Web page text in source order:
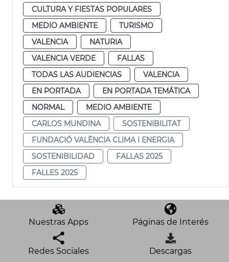
CULTURA Y FIESTAS POPULARES
MEDIO AMBIENTE
TURISMO
VALENCIA
NATURIA
VALENCIA VERDE
FALLAS
TODAS LAS AUDIENCIAS
VALENCIA
EN PORTADA
EN PORTADA TEMÁTICA
NORMAL
MEDIO AMBIENTE
CARLOS MUNDINA
SOSTENIBILITAT
FUNDACIÓ VALÈNCIA CLIMA I ENERGIA
SOSTENIBILIDAD
FALLAS 2025
FALLES 2025
Nuestras Apps Páginas de Interés
Redes Sociales Descargas